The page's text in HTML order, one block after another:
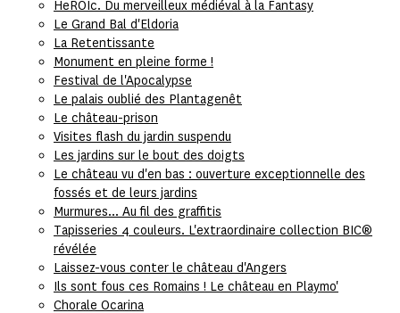
HeROIc. Du merveilleux médiéval à la Fantasy
Le Grand Bal d'Eldoria
La Retentissante
Monument en pleine forme !
Festival de l'Apocalypse
Le palais oublié des Plantagenêt
Le château-prison
Visites flash du jardin suspendu
Les jardins sur le bout des doigts
Le château vu d'en bas : ouverture exceptionnelle des
fossés et de leurs jardins
Murmures... Au fil des graffitis
Tapisseries 4 couleurs. L'extraordinaire collection BIC®
révélée
Laissez-vous conter le château d'Angers
Ils sont fous ces Romains ! Le château en Playmo'
Chorale Ocarina